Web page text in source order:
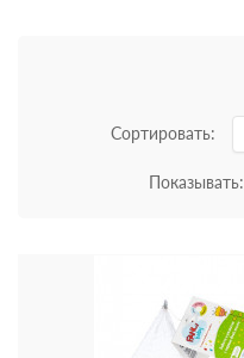
Сортировать:
Показывать: